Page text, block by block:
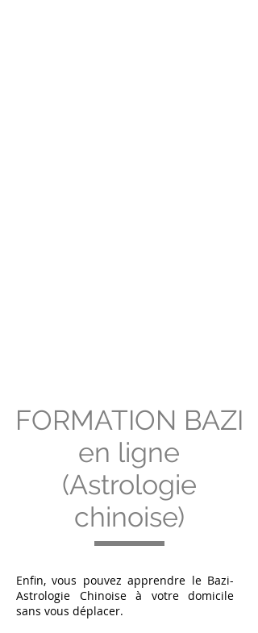
FORMATION BAZI
en ligne
(Astrologie
chinoise)
Enfin, vous pouvez apprendre le Bazi-
Astrologie Chinoise à votre domicile
sans vous déplacer.